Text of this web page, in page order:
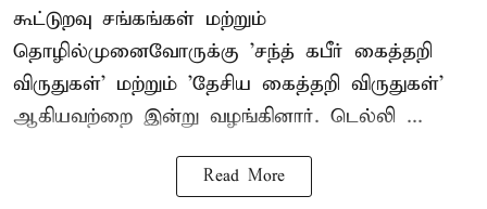
கூட்டுறவு சங்கங்கள் மற்றும்
தொழில்முனைவோருக்கு 'சந்த் கபீர் கைத்தறி
விருதுகள்' மற்றும் 'தேசிய கைத்தறி விருதுகள்'
ஆகியவற்றை இன்று வழங்கினார். டெல்லி ...
Read More